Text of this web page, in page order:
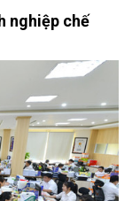
nghiệp chế